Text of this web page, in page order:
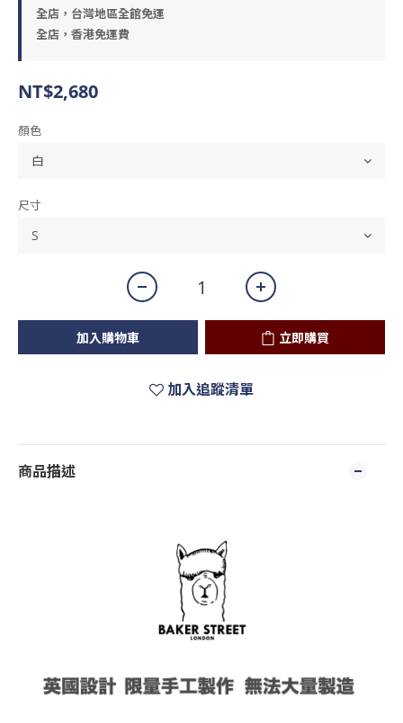
全店，台灣地區全館免運
全店，香港免運費
NT$2,680
顏色
尺寸
加入購物車 立即購買
加入追蹤清單
商品描述